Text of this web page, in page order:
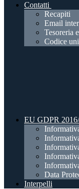
Contatti
Recapiti
Email
Tesoreria
Codice
EU GDPR
Data
Interpelli